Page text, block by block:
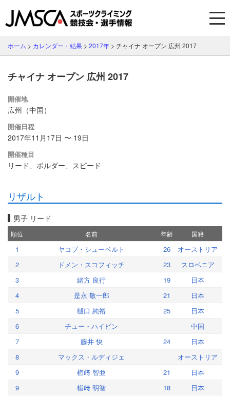
ホーム > カレンダー・結果 > 2017年 > チャイナ オープン 広州 2017
チャイナ オープン 広州 2017
開催地
広州（中国）
開催日程
2017年11月17日 〜 19日
開催種目
リード、ボルダー、スピード
リザルト
男子 リード
順位 名前 年齢 国籍
1 ヤコブ・シューベルト 26
オーストリア
2
ドメン・スコフィッチ 23
スロベニア
3
緒方 良行 19
日本
4
是永 敬一郎 21
日本
5
樋口 純裕 25
日本
6
チュー・ハイビン
中国
7
藤井 快 24
日本
8
マックス・ルディジェ
オーストリア
9
楢﨑 智亜 21
日本
9
楢﨑 明智 18
日本